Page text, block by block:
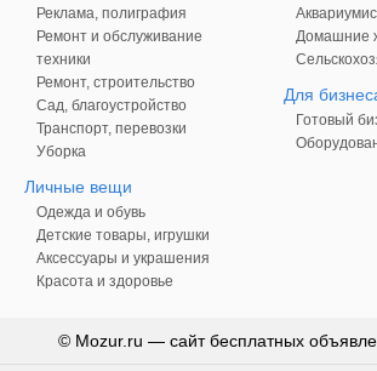
Реклама, полиграфия
Ремонт и обслуживание
техники
Ремонт, строительство
Сад, благоустройство
Транспорт, перевозки
Уборка
Личные вещи
Одежда и обувь
Детские товары, игрушки
Аксессуары и украшения
Красота и здоровье
Домашние
Для
Готовый
© Mozur.ru — сайт бесплатных